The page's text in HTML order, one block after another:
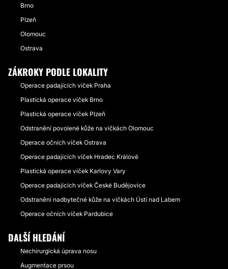
Brno
Plzeň
Olomouc
Ostrava
ZÁKROKY PODLE LOKALITY
Operace padajících víček Praha
Plastická operace víček Brno
Plastická operace víček Plzeň
Odstranění povolené kůže na víčkách Olomouc
Operace očních víček Ostrava
Operace padajících víček Hradec Králové
Plastická operace víček Karlovy Vary
Operace padajících víček České Budějovice
Odstranění nadbytečné kůže na víčkách Ústí nad Labem
Operace očních víček Pardubice
DALŠÍ HLEDÁNÍ
Nechirurgická úprava nosu
Augmentace prsou